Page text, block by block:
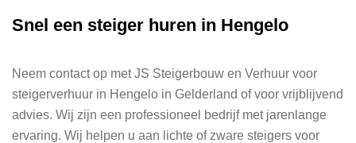
Contact
Snel een steiger huren in Hengelo
Neem contact op met JS Steigerbouw en Verhuur voor
steigerverhuur in Hengelo in Gelderland of voor vrijblijvend
advies. Wij zijn een professioneel bedrijf met jarenlange
ervaring. Wij helpen u aan lichte of zware steigers voor